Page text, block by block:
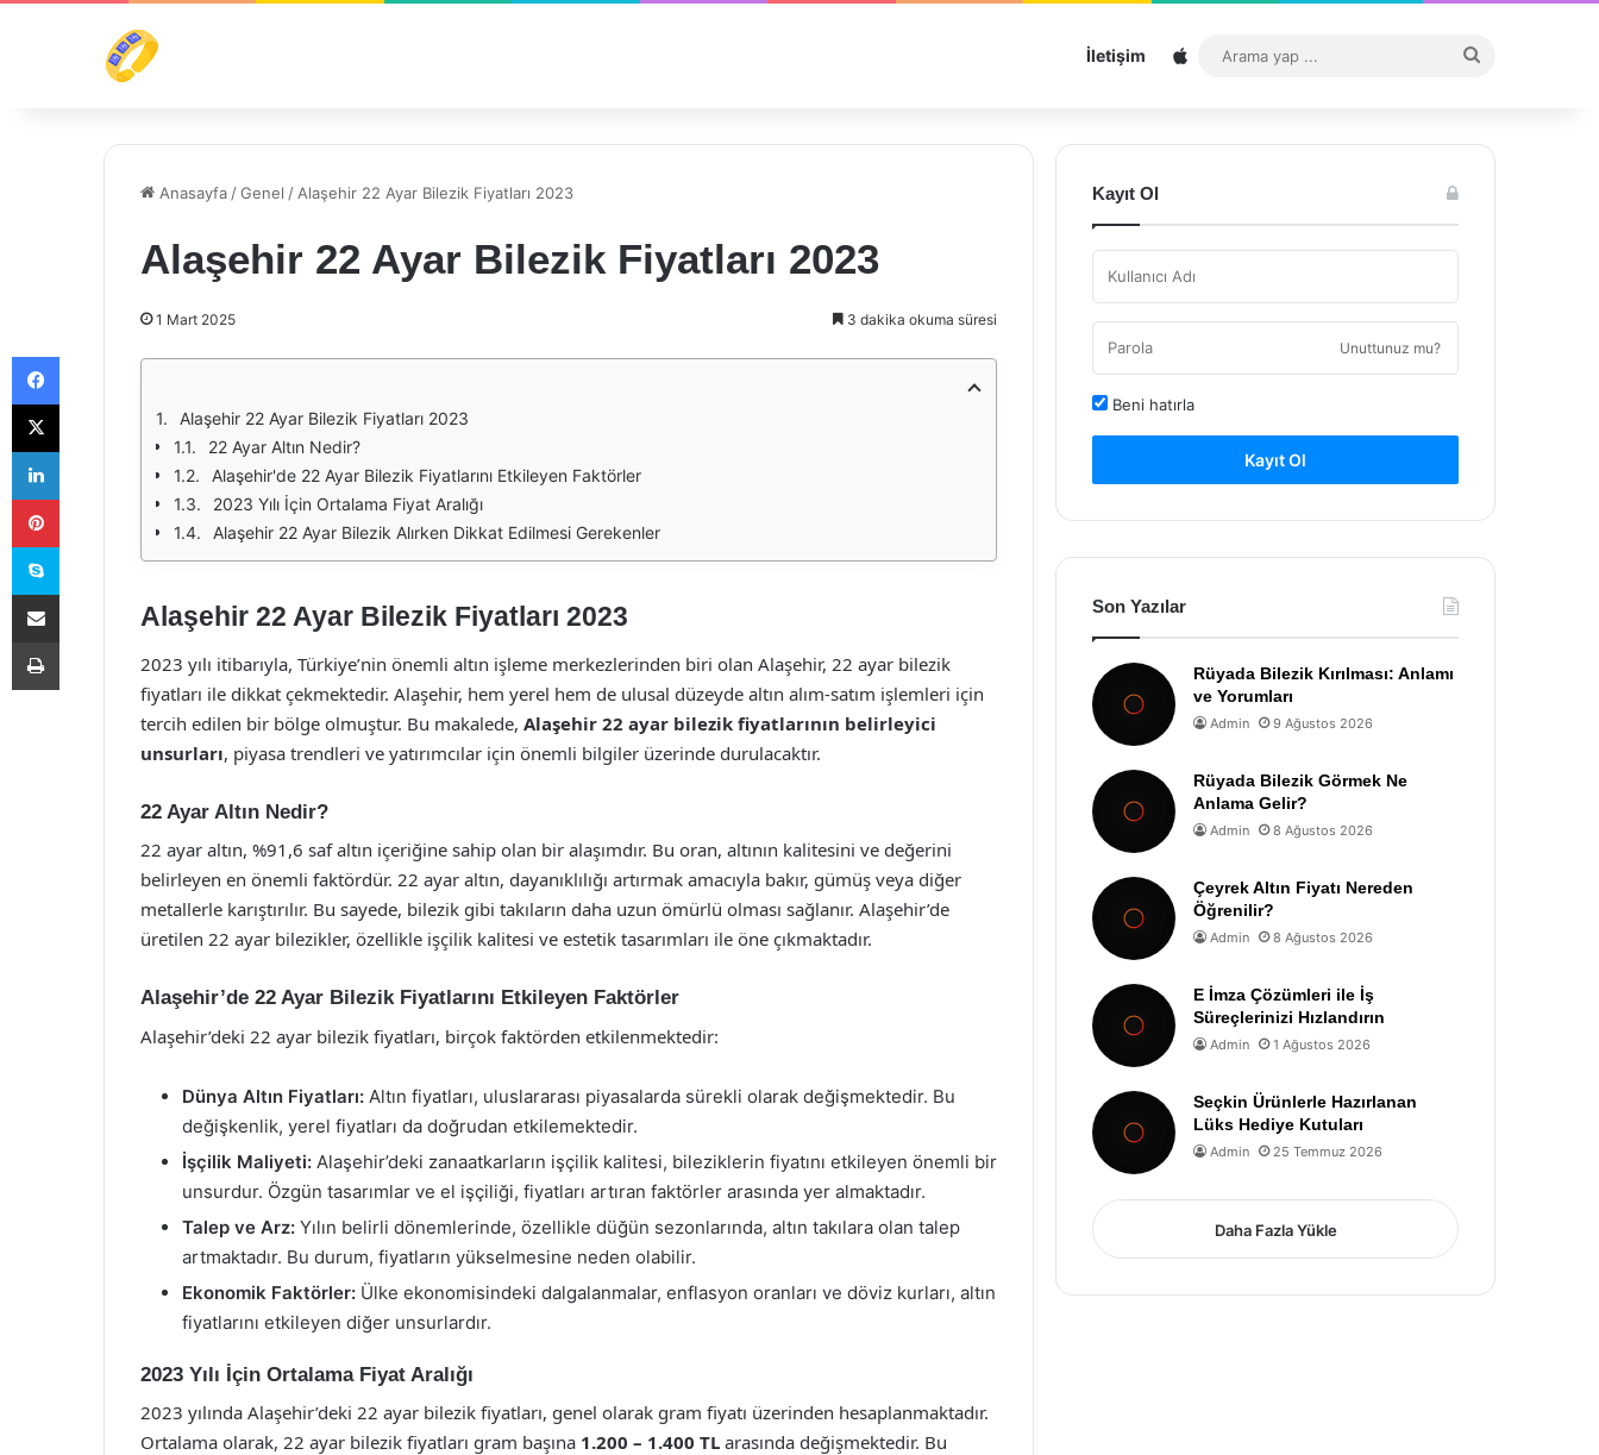
İletişim Sitemap
...
Anasayfa /Genel / Alaşehir 22 Ayar Bilezik Fiyatları 2023
Alaşehir 22 Ayar Bilezik Fiyatları 2023
1 Mart 2025 3 dakika okuma süresi
Alaşehir 22 Ayar Bilezik Fiyatları 2023
22 Ayar Altın Nedir?
Alaşehir'de 22 Ayar Bilezik Fiyatlarını Etkileyen Faktörler
2023 Yılı İçin Ortalama Fiyat Aralığı
Alaşehir 22 Ayar Bilezik Alırken Dikkat Edilmesi Gerekenler
Alaşehir 22 Ayar Bilezik Fiyatları 2023
2023 yılı itibarıyla, Türkiye’nin önemli altın işleme merkezlerinden biri olan Alaşehir, 22 ayar bilezik
fiyatları ile dikkat çekmektedir. Alaşehir, hem yerel hem de ulusal düzeyde altın alım-satım işlemleri için
tercih edilen bir bölge olmuştur. Bu makalede, Alaşehir 22 ayar bilezik fiyatlarının belirleyici
unsurları, piyasa trendleri ve yatırımcılar için önemli bilgiler üzerinde durulacaktır.
22 Ayar Altın Nedir?
22 ayar altın, %91,6 saf altın içeriğine sahip olan bir alaşımdır. Bu oran, altının kalitesini ve değerini
belirleyen en önemli faktördür. 22 ayar altın, dayanıklılığı artırmak amacıyla bakır, gümüş veya diğer
metallerle karıştırılır. Bu sayede, bilezik gibi takıların daha uzun ömürlü olması sağlanır. Alaşehir’de
üretilen 22 ayar bilezikler, özellikle işçilik kalitesi ve estetik tasarımları ile öne çıkmaktadır.
Alaşehir’de 22 Ayar Bilezik Fiyatlarını Etkileyen Faktörler
Alaşehir’deki 22 ayar bilezik fiyatları, birçok faktörden etkilenmektedir:
Dünya Altın Fiyatları: Altın fiyatları, uluslararası piyasalarda sürekli olarak değişmektedir. Bu
değişkenlik, yerel fiyatları da doğrudan etkilemektedir.
İşçilik Maliyeti: Alaşehir’deki zanaatkarların işçilik kalitesi, bileziklerin fiyatını etkileyen önemli bir
unsurdur. Özgün tasarımlar ve el işçiliği, fiyatları artıran faktörler arasında yer almaktadır.
Talep ve Arz: Yılın belirli dönemlerinde, özellikle düğün sezonlarında, altın takılara olan talep
artmaktadır. Bu durum, fiyatların yükselmesine neden olabilir.
Ekonomik Faktörler: Ülke ekonomisindeki dalgalanmalar, enflasyon oranları ve döviz kurları, altın
fiyatlarını etkileyen diğer unsurlardır.
2023 Yılı İçin Ortalama Fiyat Aralığı
2023 yılında Alaşehir’deki 22 ayar bilezik fiyatları, genel olarak gram fiyatı üzerinden hesaplanmaktadır.
Ortalama olarak, 22 ayar bilezik fiyatları gram başına 1.200 – 1.400 TL arasında değişmektedir. Bu
Kayıt Ol
Unuttunuz mu?
Beni hatırla
Kayıt Ol
Son Yazılar
Rüyada Bilezik Kırılması: Anlamı
ve Yorumları
Admin 9 Ağustos 2026
Rüyada Bilezik Görmek Ne
Anlama Gelir?
Admin 8 Ağustos 2026
Çeyrek Altın Fiyatı Nereden
Öğrenilir?
Admin 8 Ağustos 2026
E İmza Çözümleri ile İş
Süreçlerinizi Hızlandırın
Admin 1 Ağustos 2026
Seçkin Ürünlerle Hazırlanan
Lüks Hediye Kutuları
Admin 25 Temmuz 2026
Daha Fazla Yükle
Facebook
X
LinkedIn
Pinterest
Skype
E-Posta ile paylaş